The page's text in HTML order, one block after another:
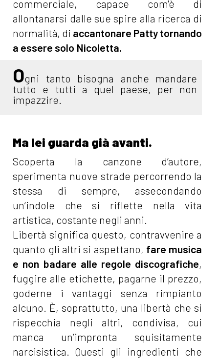
commerciale, capace com'è di
allontanarsi dalle sue spire alla ricerca di
normalità, di accantonare Patty tornando
a essere solo Nicoletta.
Ogni tanto bisogna anche mandare
tutto e tutti a quel paese, per non
impazzire.
Ma lei guarda già avanti.
Scoperta la canzone d’autore,
sperimenta nuove strade percorrendo la
stessa di sempre, assecondando
un’indole che si riflette nella vita
artistica, costante negli anni.
Libertà significa questo, contravvenire a
quanto gli altri si aspettano, fare musica
e non badare alle regole discografiche,
fuggire alle etichette, pagarne il prezzo,
goderne i vantaggi senza rimpianto
alcuno. È, soprattutto, una libertà che si
rispecchia negli altri, condivisa, cui
manca un’impronta squisitamente
narcisistica. Questi gli ingredienti che